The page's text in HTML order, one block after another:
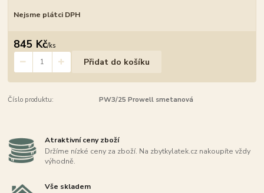
Nejsme plátci DPH
845 Kč/ks
Přidat do košíku
Číslo produktu: PW3/25 Prowell smetanová
Atraktivní ceny zboží
Držíme nízké ceny za zboží. Na zbytkylatek.cz nakoupíte vždy
výhodně.
Vše skladem